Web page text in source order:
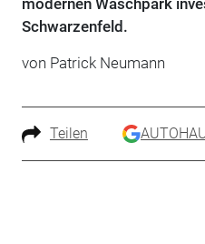
Schwarzenfeld.
von Patrick Neumann
Teilen